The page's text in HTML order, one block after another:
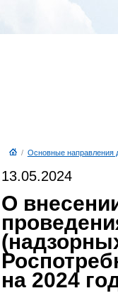
/ Основные направления
13.05.2024
О
на 2024